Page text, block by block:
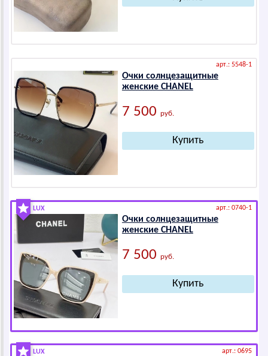
арт.: 5548-1
Очки солнцезащитные
женские СНАNЕL
7 500 руб.
LUX арт.: 0740-1
Очки солнцезащитные
женские СНАNЕL
7 500 руб.
LUX арт.: 0695